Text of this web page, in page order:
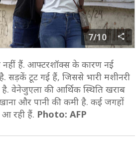
7/10
नहीं हैं. आफ्टरशॉक्स के कारण नई
सड़कें टूट गई हैं, जिससे भारी मशीनरी
है. वेनेजुएला की आर्थिक स्थिति खराब
और पानी की कमी है. कई जगहों
रही हैं. Photo: AFP